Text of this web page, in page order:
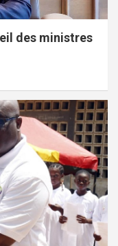
des ministres